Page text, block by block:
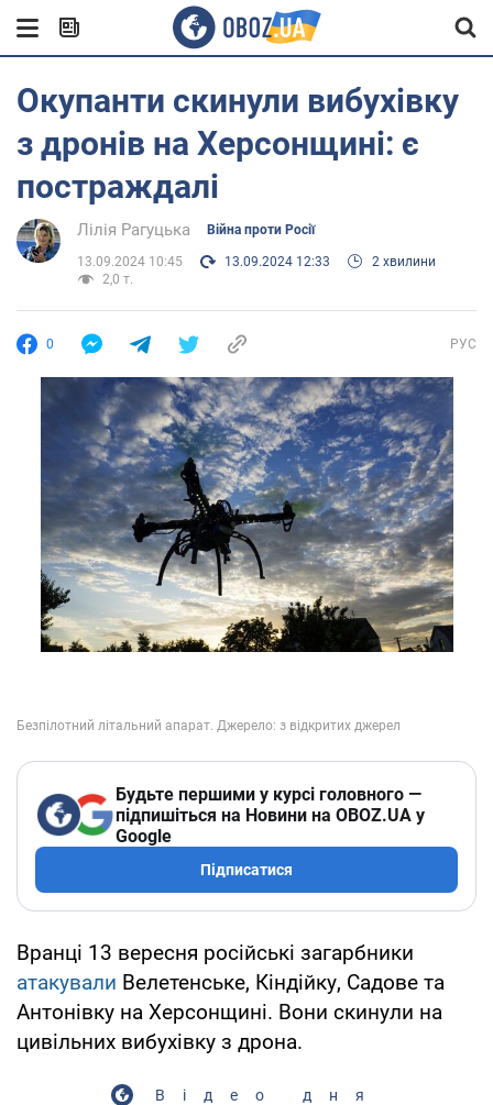
Окупанти скинули вибухівку
з дронів на Херсонщині: є
постраждалі
Лілія Рагуцька Війна проти Росії
13.09.2024 10:45 13.09.2024 12:33
2 хвилини
2,0 т.
0 РУС
Будьте першими у курсі головного —
підпишіться на Новини на OBOZ.UA у
Google
Підписатися
Вранці 13 вересня російські загарбники
атакували Велетенське, Кіндійку, Садове та
Антонівку на Херсонщині. Вони скинули на
цивільних вибухівку з дрона.
Відео дня